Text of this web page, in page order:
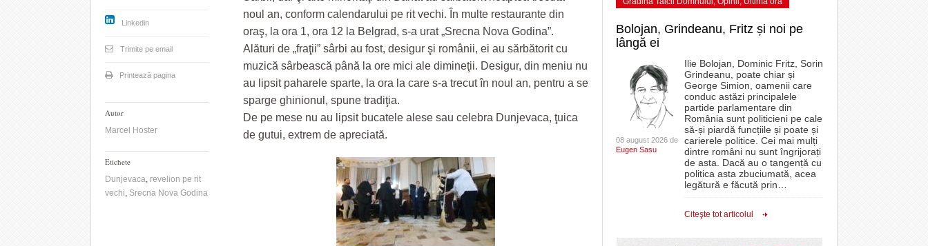
noul an, conform calendarului pe rit vechi. În multe restaurante din
oraş, la ora 1, ora 12 la Belgrad, s-a urat „Srecna Nova Godina”.
Alături de „fraţii” sârbi au fost, desigur şi românii, ei au sărbătorit cu
muzică sârbească până la ore mici ale dimineţii. Desigur, din meniu nu
au lipsit paharele sparte, la ora la care s-a trecut în noul an, pentru a se
sparge ghinionul, spune tradiţia.
De pe mese nu au lipsit bucatele alese sau celebra Dunjevaca, ţuica
de gutui, extrem de apreciată.
Linkedin
Trimite pe email
Printează pagina
Autor
Marcel Hoster
Etichete
Dunjevaca, revelion pe rit
vechi, Srecna Nova Godina
Bolojan, Grindeanu, Fritz și noi pe
lângă ei
08 august 2026 de
Eugen Sasu
Ilie Bolojan, Dominic Fritz, Sorin
Grindeanu, poate chiar și
George Simion, oamenii care
conduc astăzi principalele
partide parlamentare din
România sunt politicieni pe cale
să-și piardă funcțiile și poate și
carierele politice. Cei mai mulți
dintre români nu sunt îngrijorați
de asta. Dacă au o tangență cu
politica asta zbuciumată, acea
legătură e făcută prin
Citeşte tot articolul